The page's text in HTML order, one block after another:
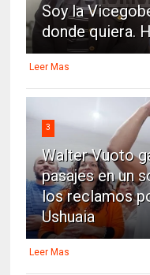
Soy la
donde quiera.
Leer Mas
3
Walter Vuoto
pasajes en un
los reclamos
Ushuaia
Leer Mas